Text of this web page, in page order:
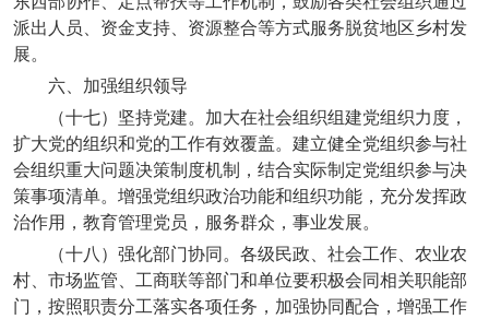
派出人员、资金支持、资源整合等方式服务脱贫地区乡村发
展。
六、加强组织领导
（十七）坚持党建。加大在社会组织组建党组织力度，
扩大党的组织和党的工作有效覆盖。建立健全党组织参与社
会组织重大问题决策制度机制，结合实际制定党组织参与决
策事项清单。增强党组织政治功能和组织功能，充分发挥政
治作用，教育管理党员，服务群众，事业发展。
（十八）强化部门协同。各级民政、社会工作、农业农
村、市场监管、工商联等部门和单位要积极会同相关职能部
门，按照职责分工落实各项任务，加强协同配合，增强工作